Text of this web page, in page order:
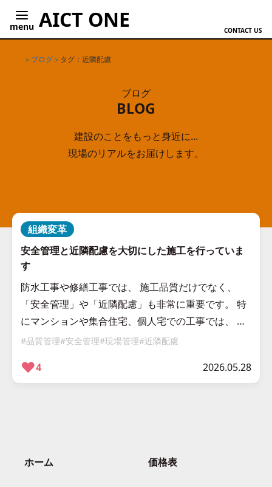
menu AICT ONE CONTACT US
ホーム
ブログ タグ：近隣配慮
ブログ
BLOG
建設のことをもっと身近に...
現場のリアルをお届けします。
組織変革
安全管理と近隣配慮を大切にした施工を行っていま
す
防水工事や修繕工事では、 施工品質だけでなく、
「安全管理」や「近隣配慮」も非常に重要です。 特
にマンションや集合住宅、個人宅での工事では、 居
住者の皆さまが普段通り生活されている中で施工を
#品質管理#安全管理#現場管理#近隣配慮
❤︎4 2026.05.28
ホーム 価格表